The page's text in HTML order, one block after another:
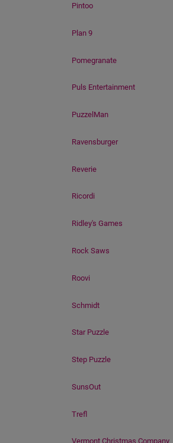
Pintoo
Plan 9
Pomegranate
Puls Entertainment
PuzzelMan
Ravensburger
Reverie
Ricordi
Ridley's Games
Rock Saws
Roovi
Schmidt
Star Puzzle
Step Puzzle
SunsOut
Trefl
Vermont Christmas Company